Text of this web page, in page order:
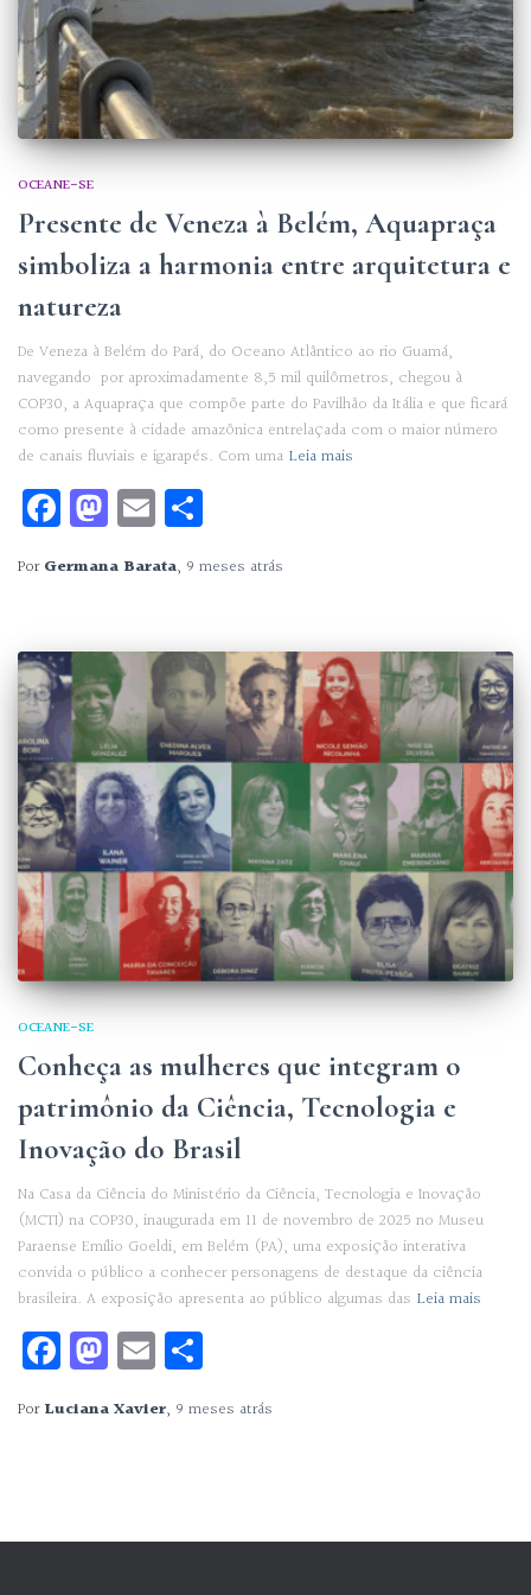
OCEANE-SE
Presente de Veneza à Belém, Aquapraça
simboliza a harmonia entre arquitetura e
natureza
De Veneza à Belém do Pará, do Oceano Atlântico ao rio Guamá,
navegando por aproximadamente 8,5 mil quilômetros, chegou à
COP30, a Aquapraça que compõe parte do Pavilhão da Itália e que ficará
como presente à cidade amazônica entrelaçada com o maior número
de canais fluviais e igarapés. Com uma Leia mais
Facebook
Mastodon
Email
PorGermana Barata, 9 meses atrás
OCEANE-SE
Conheça as mulheres que integram o
patrimônio da Ciência, Tecnologia e
Inovação do Brasil
Na Casa da Ciência do Ministério da Ciência, Tecnologia e Inovação
(MCTI) na COP30, inaugurada em 11 de novembro de 2025 no Museu
Paraense Emílio Goeldi, em Belém (PA), uma exposição interativa
convida o público a conhecer personagens de destaque da ciência
brasileira. A exposição apresenta ao público algumas das Leia mais
Facebook
Mastodon
Email
PorLuciana Xavier, 9 meses atrás